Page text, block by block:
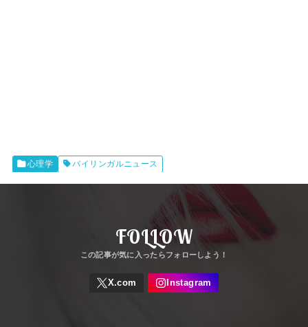
心理学 バイリンガルニュース
FOLLOW